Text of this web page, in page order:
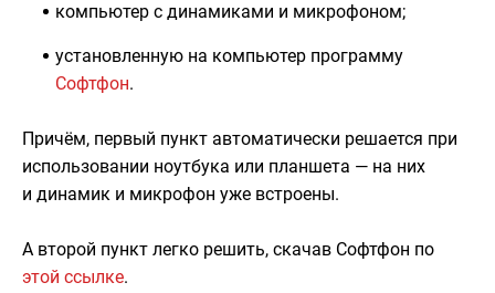
компьютер с динамиками и микрофоном;
установленную на компьютер программу
Софтфон.
Причём, первый пункт автоматически решается при
использовании ноутбука или планшета — на них
и динамик и микрофон уже встроены.
А второй пункт легко решить, скачав Софтфон по
этой ссылке.